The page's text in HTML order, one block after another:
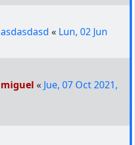
asdasdasd « Lun, 02 Jun
miguel « Jue, 07 Oct 2021,